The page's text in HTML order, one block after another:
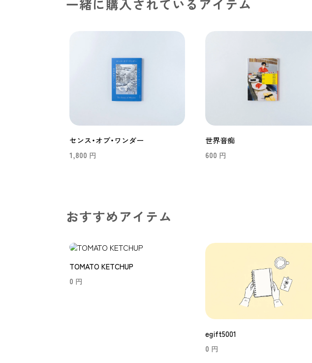
一緒に購入されているアイテム
センス・オブ・ワンダー
1,800 円
世界音痴
600 円
おすすめアイテム
TOMATO KETCHUP
0 円
egift5001
0 円